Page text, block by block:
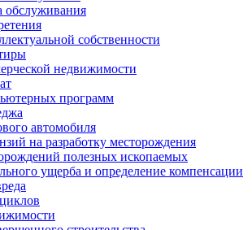
обслуживания
собственности
недвижимости
программ
автомобиля
на разработку месторождения
полезных ископаемых
ущерба и определение компенсации